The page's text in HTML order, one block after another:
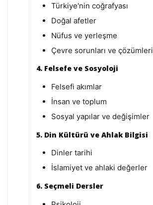
Türkiye'nin coğrafyası
Doğal afetler
Nüfus ve yerleşme
Çevre sorunları ve çözümleri
4. Felsefe ve Sosyoloji
Felsefi akımlar
İnsan ve toplum
Sosyal yapılar ve değişimler
5. Din Kültürü ve Ahlak Bilgisi
Dinler tarihi
İslamiyet ve ahlaki değerler
6. Seçmeli Dersler